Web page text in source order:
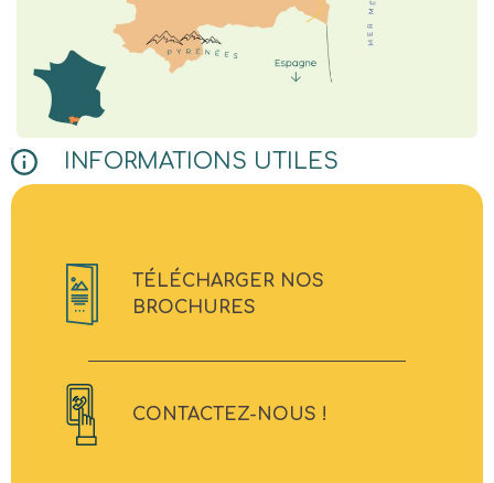
INFORMATIONS UTILES
TÉLÉCHARGER NOS
BROCHURES
CONTACTEZ-NOUS !